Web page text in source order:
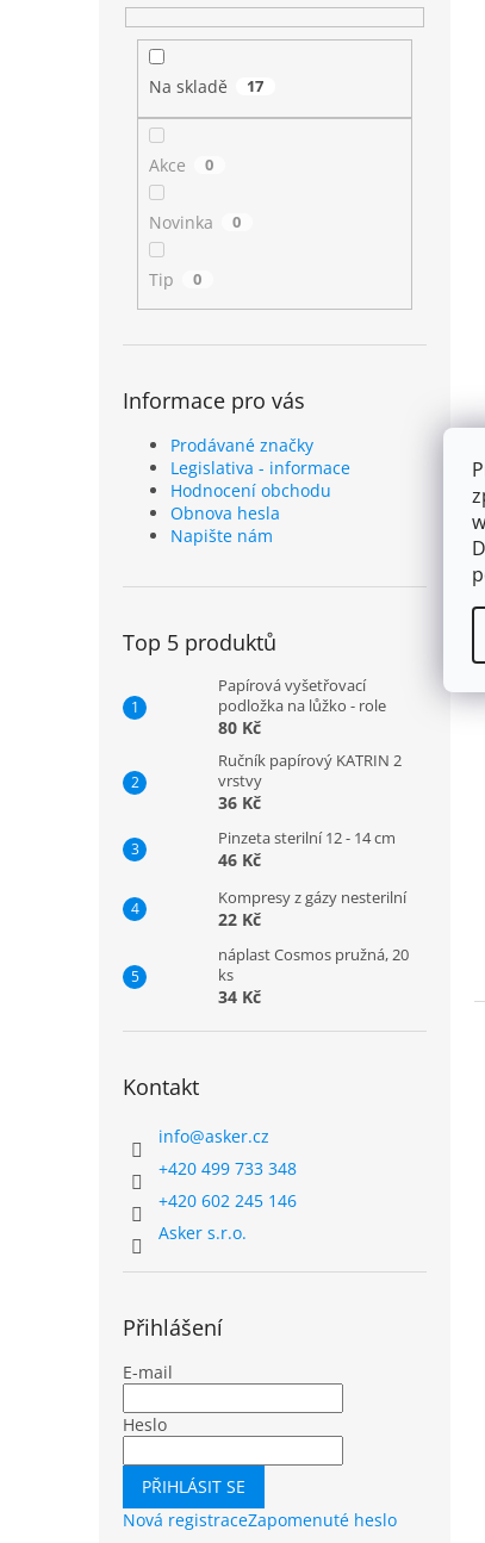
Na skladě 17
Akce 0
Novinka 0
Tip 0
Informace pro vás
Prodávané značky
Legislativa - informace
Hodnocení obchodu
Obnova hesla
Napište nám
Top 5 produktů
Papírová vyšetřovací
podložka na lůžko - role
80 Kč
Ručník papírový KATRIN 2
vrstvy
36 Kč
Pinzeta sterilní 12 - 14 cm
46 Kč
Kompresy z gázy nesterilní
22 Kč
náplast Cosmos pružná, 20
ks
34 Kč
Kontakt
info@asker.cz
+420 499 733 348
+420 602 245 146
Asker s.r.o.
Přihlášení
E-mail
Heslo
PŘIHLÁSIT SE
Nová registraceZapomenuté heslo